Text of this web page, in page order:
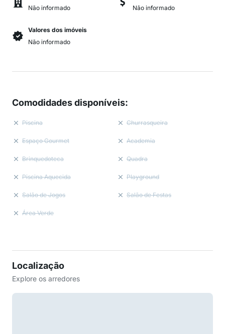
Não informado
Não informado
Valores dos imóveis
Não informado
Comodidades disponíveis:
Piscina Churrasqueira
Espaço Gourmet Academia
Brinquedoteca Quadra
Piscina Aquecida Playground
Salão de Jogos Salão de Festas
Área Verde
Localização
Explore os arredores